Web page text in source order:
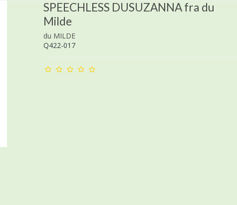
SPEECHLESS DUSUZANNA fra du
Milde
du MILDE
Q422-017